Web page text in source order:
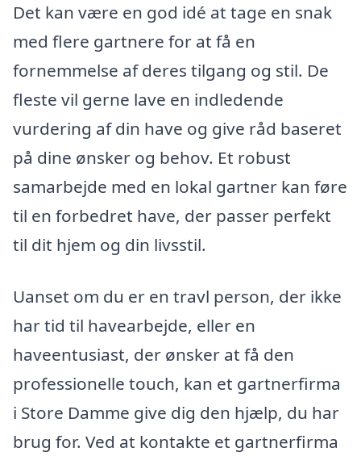
Det kan være en god idé at tage en snak
med flere gartnere for at få en
fornemmelse af deres tilgang og stil. De
fleste vil gerne lave en indledende
vurdering af din have og give råd baseret
på dine ønsker og behov. Et robust
samarbejde med en lokal gartner kan føre
til en forbedret have, der passer perfekt
til dit hjem og din livsstil.
Uanset om du er en travl person, der ikke
har tid til havearbejde, eller en
haveentusiast, der ønsker at få den
professionelle touch, kan et gartnerfirma
i Store Damme give dig den hjælp, du har
brug for. Ved at kontakte et gartnerfirma